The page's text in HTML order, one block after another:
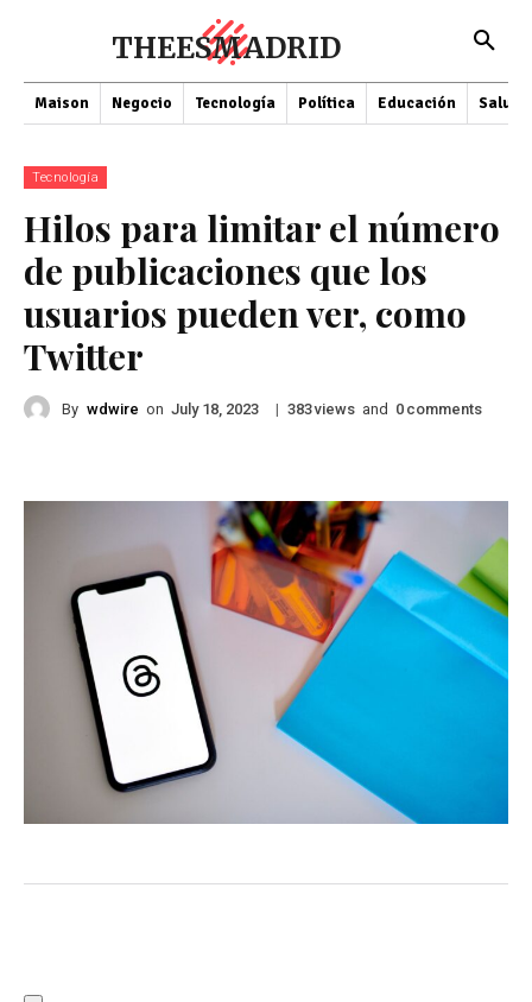
THEESMADRID
Maison Negocio Tecnología Política Educación Salud
Tecnología
Hilos para limitar el número
de publicaciones que los
usuarios pueden ver, como
Twitter
By wdwire on July 18, 2023 | 383views and 0 comments